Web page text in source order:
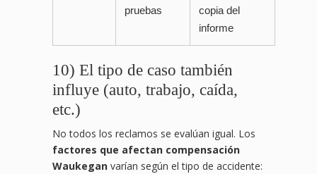
pruebas
copia del
informe
10) El tipo de caso también
influye (auto, trabajo, caída,
etc.)
No todos los reclamos se evalúan igual. Los
factores que afectan compensación
Waukegan varían según el tipo de accidente: